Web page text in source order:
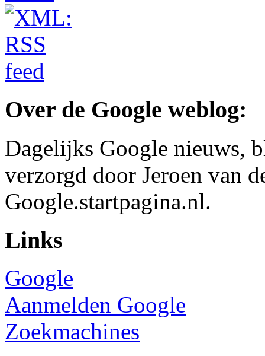
Over de Google weblog:
Dagelijks Google nieuws,
verzorgd door Jeroen van
Google.startpagina.nl.
Links
Google
Aanmelden Google
Zoekmachines